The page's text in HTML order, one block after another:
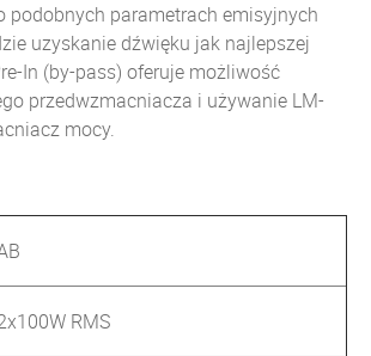
podobnych parametrach emisyjnych
uzyskanie dźwięku jak najlepszej
In (by-pass) oferuje możliwość
przedwzmacniacza i używanie LM-
mocy.
RMS